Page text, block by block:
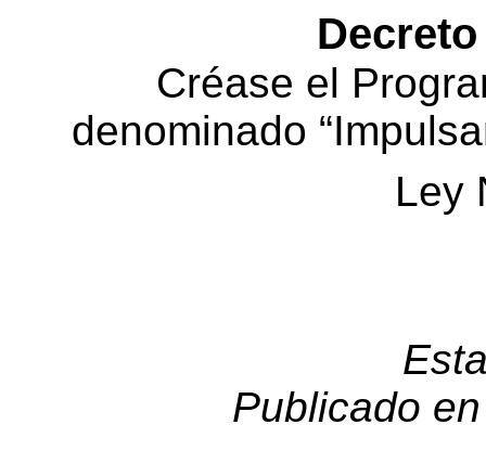
Decreto
Créase el
denominado
Ley
Publicado